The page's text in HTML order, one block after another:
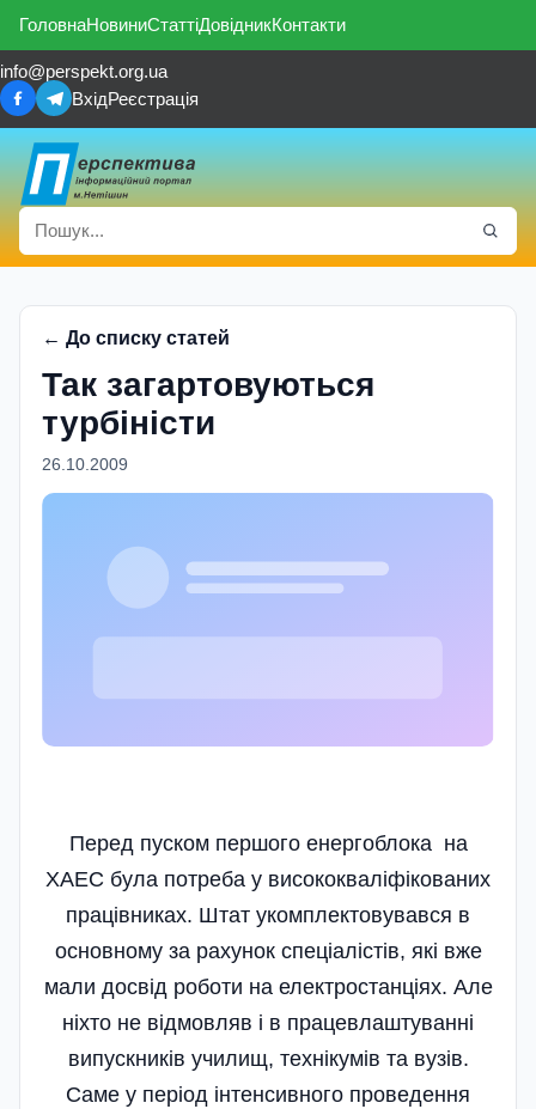
ГоловнаНовиниСтаттіДовідникКонтакти
info@perspekt.org.ua
ВхідРеєстрація
← До списку статей
Так загартовуються
турбiнiсти
26.10.2009
Перед пуском першого енергоблока на
ХАЕС була потреба у висококваліфікованих
працівниках. Штат укомплектовувався в
основному за рахунок спеціалістів, які вже
мали досвід роботи на електростанціях. Але
ніхто не відмовляв і в працевлаштуванні
випускників училищ, технікумів та вузів.
Саме у період інтенсивного проведення